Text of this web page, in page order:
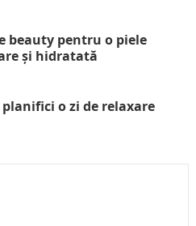
beauty pentru o piele
și hidratată
o zi de relaxare